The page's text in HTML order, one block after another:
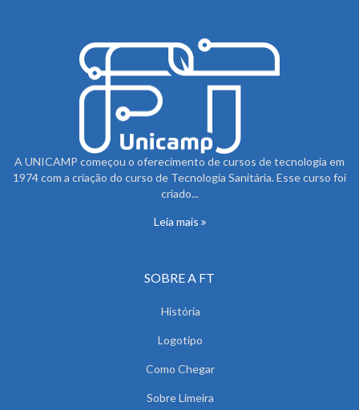
A UNICAMP começou o oferecimento de cursos de tecnologia em
1974 com a criação do curso de Tecnologia Sanitária. Esse curso foi
criado...
Leia mais
SOBRE A FT
História
Logotipo
Como Chegar
Sobre Limeira